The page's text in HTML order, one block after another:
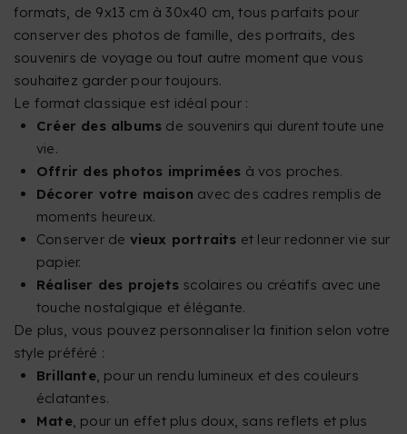
formats, de 9x13 cm à 30x40 cm, tous parfaits pour
conserver des photos de famille, des portraits, des
souvenirs de voyage ou tout autre moment que vous
souhaitez garder pour toujours.
Le format classique est idéal pour :
Créer des albums de souvenirs qui durent toute une
vie.
Offrir des photos imprimées à vos proches.
Décorer votre maison avec des cadres remplis de
moments heureux.
Conserver de vieux portraits et leur redonner vie sur
papier.
Réaliser des projets scolaires ou créatifs avec une
touche nostalgique et élégante.
De plus, vous pouvez personnaliser la finition selon votre
style préféré :
Brillante, pour un rendu lumineux et des couleurs
éclatantes.
Mate, pour un effet plus doux, sans reflets et plus